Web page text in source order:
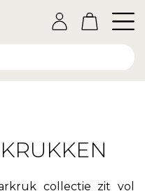
collectie zit vol